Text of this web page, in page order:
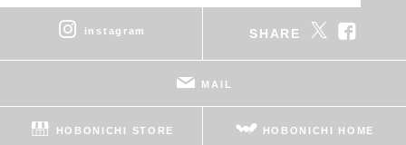
instagram SHARE
MAIL
HOBONICHI STORE HOBONICHI HOME